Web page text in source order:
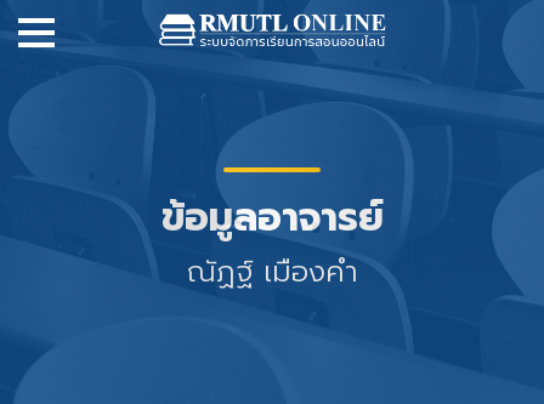
ข้อมูลอาจารย์
ณัฏฐ์ เมืองคำ